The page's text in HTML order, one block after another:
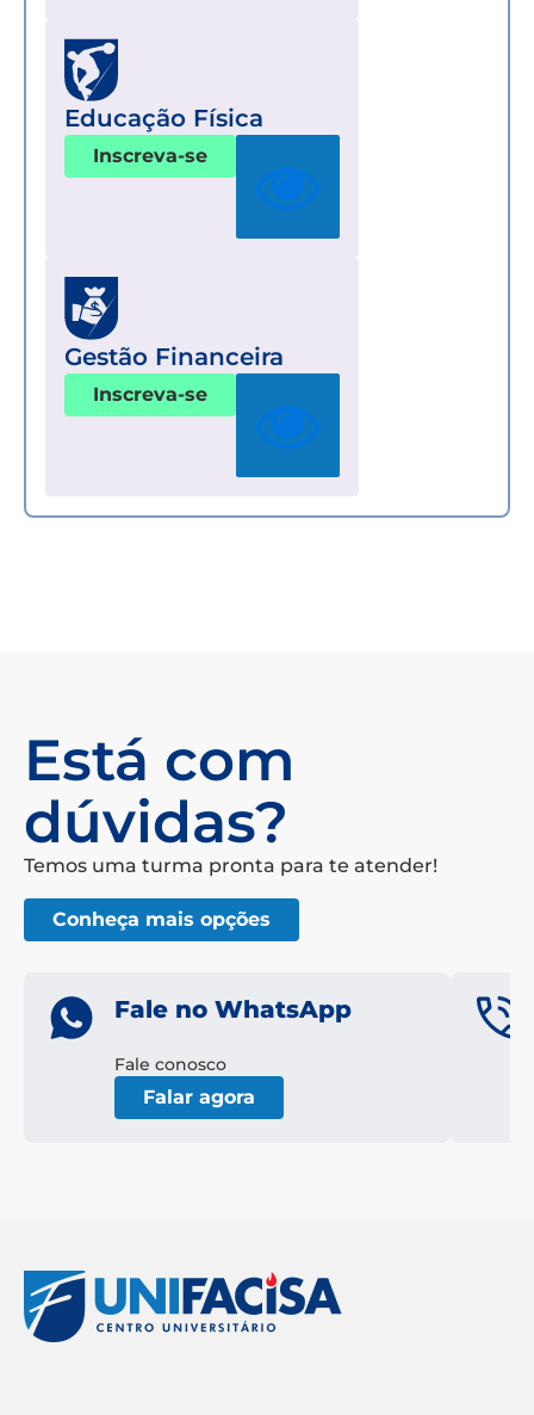
Educação Física
Inscreva-se
Gestão Financeira
Inscreva-se
Está com
dúvidas?
Temos uma turma pronta para te atender!
Conheça mais opções
Fale no WhatsApp
Fale conosco
Falar agora